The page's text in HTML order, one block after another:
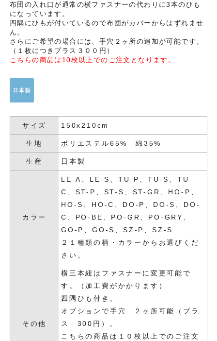
布団の入れ口が通常の横ファスナーの代わりに3本のひも
になっています。
四隅にひもが付いているので布団がカバーからはずれませ
ん。
さらにご希望の場合には、手穴２ヶ所の追加が可能です。
（１枚につきプラス３００円）
こちらの商品は10枚以上でのご注文となります。
サイズ 150x210cm
生地 ポリエステル65% 綿35%
生産 日本製
カラー
LE-A、LE-S、TU-P、TU-S、TU-
C、ST-P、ST-S、ST-GR、HO-P、
HO-S、HO-C、DO-P、DO-S、DO-
C、PO-BE、PO-GR、PO-GRY、
GO-P、GO-S、SZ-P、SZ-S
２１種類の柄・カラーからお選びくだ
さい。
その他
横三本紐はファスナーに変更可能で
す。（加工費がかかります）
四隅ひも付き。
オプションで手穴 ２ヶ所可能（プラ
ス 300円）。
こちらの商品は１０枚以上でのご注文